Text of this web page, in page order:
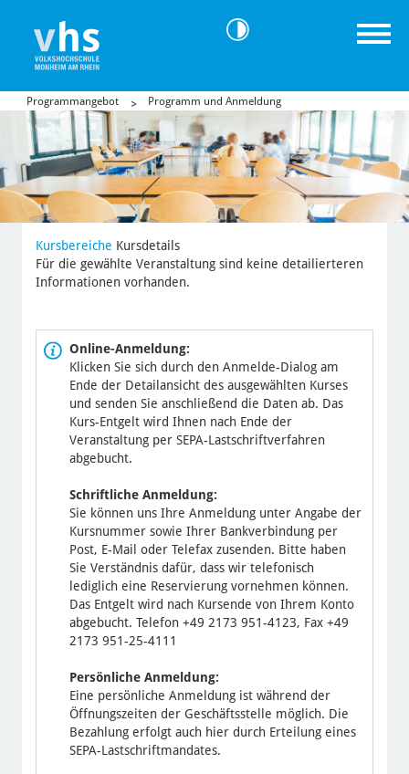
Programmangebot Programm und Anmeldung
Kursbereiche Kursdetails
Für die gewählte Veranstaltung sind keine detailierteren
Informationen vorhanden.
Online-Anmeldung:
Klicken Sie sich durch den Anmelde-Dialog am
Ende der Detailansicht des ausgewählten Kurses
und senden Sie anschließend die Daten ab. Das
Kurs-Entgelt wird Ihnen nach Ende der
Veranstaltung per SEPA-Lastschriftverfahren
abgebucht.
Schriftliche Anmeldung:
Sie können uns Ihre Anmeldung unter Angabe der
Kursnummer sowie Ihrer Bankverbindung per
Post, E-Mail oder Telefax zusenden. Bitte haben
Sie Verständnis dafür, dass wir telefonisch
lediglich eine Reservierung vornehmen können.
Das Entgelt wird nach Kursende von Ihrem Konto
abgebucht. Telefon +49 2173 951-4123, Fax +49
2173 951-25-4111
Persönliche Anmeldung:
Eine persönliche Anmeldung ist während der
Öffnungszeiten der Geschäftsstelle möglich. Die
Bezahlung erfolgt auch hier durch Erteilung eines
SEPA-Lastschriftmandates.